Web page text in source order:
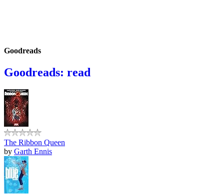
Goodreads
Goodreads: read
The Ribbon Queen
by Garth Ennis